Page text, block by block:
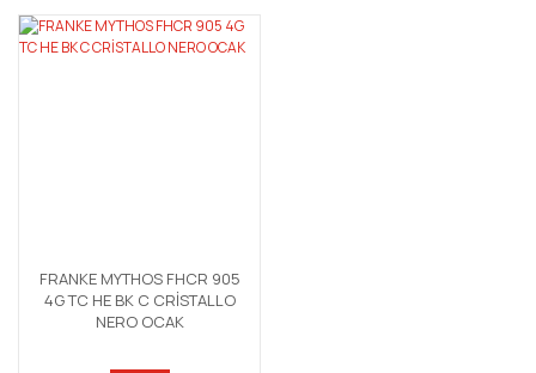
FRANKE MYTHOS FHCR 905
4G TC HE BK C CRİSTALLO
NERO OCAK